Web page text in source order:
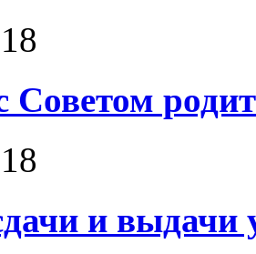
Советом
и выдачи